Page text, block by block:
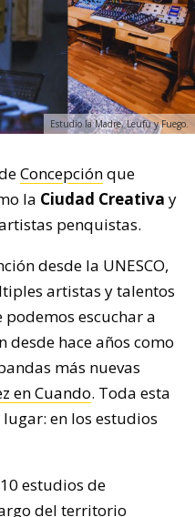
Estudio la Madre, Leufü y Fuego.
Concepciónque
la Ciudad Creativa y
penquistas.
desde la UNESCO,
artistas y talentos
escuchar a
hace años como
más nuevas
en Cuando. Toda esta
en los estudios
estudios de
del territorio